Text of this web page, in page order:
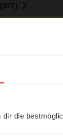
die
7)
7)
...